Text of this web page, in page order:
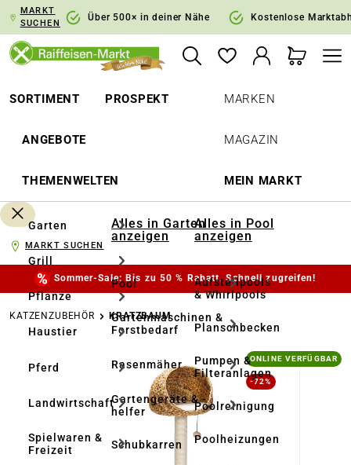
Zur Hauptnavigation springen
MARKT
SUCHEN
Über 500× in deiner Nähe Kostenlose
SORTIMENT PROSPEKT
ANGEBOTE
THEMENWELTEN
MARKEN
MAGAZIN
MEIN MARKT
Garten
Grill
Pflanze
Haustier
Pferd
Landwirtschaft
Spielwaren &
Freizeit
Alles in Garten
anzeigen
Pool
Gartenmaschinen &
Forstbedarf
Rasenmäher
Gartengeräte & -
helfer
Schubkarren
Alles in Pool
anzeigen
Aufstellpools
& Whirlpools
Planschbecken
Pumpen &
Filteranlagen
Poolreinigung
Poolheizungen
MARKT SUCHEN
Sommer-Sale: Bis zu 50 % Rabatt. Schnell zugreifen!
KATZENZUBEHÖR KRATZBAUM
Bildergalerie überspringen ONLINE VERFÜGBAR
-72%